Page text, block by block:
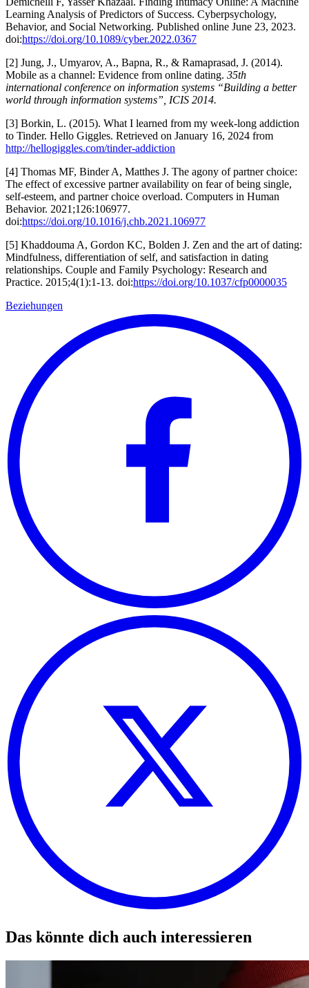
Learning Analysis of Predictors of Success. Cyberpsychology,
Behavior, and Social Networking. Published online June 23, 2023.
doi:https://doi.org/10.1089/cyber.2022.0367
[2] Jung, J., Umyarov, A., Bapna, R., & Ramaprasad, J. (2014).
Mobile as a channel: Evidence from online dating. 35th
international conference on information systems “Building a better
world through information systems”, ICIS 2014.
[3] Borkin, L. (2015). What I learned from my week-long addiction
to Tinder. Hello Giggles. Retrieved on January 16, 2024 from
http://hellogiggles.com/tinder-addiction
[4] Thomas MF, Binder A, Matthes J. The agony of partner choice:
The effect of excessive partner availability on fear of being single,
self-esteem, and partner choice overload. Computers in Human
Behavior. 2021;126:106977.
doi:https://doi.org/10.1016/j.chb.2021.106977
[5] Khaddouma A, Gordon KC, Bolden J. Zen and the art of dating:
Mindfulness, differentiation of self, and satisfaction in dating
relationships. Couple and Family Psychology: Research and
Practice. 2015;4(1):1-13. doi:https://doi.org/10.1037/cfp0000035
Beziehungen
Das könnte dich auch interessieren